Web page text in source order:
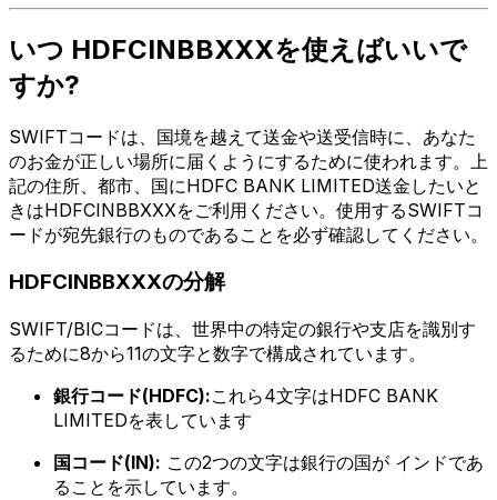
いつ HDFCINBBXXXを使えばいいで
すか?
SWIFTコードは、国境を越えて送金や送受信時に、あなた
のお金が正しい場所に届くようにするために使われます。上
記の住所、都市、国にHDFC BANK LIMITED送金したいと
きはHDFCINBBXXXをご利用ください。使用するSWIFTコ
ードが宛先銀行のものであることを必ず確認してください。
HDFCINBBXXXの分解
SWIFT/BICコードは、世界中の特定の銀行や支店を識別す
るために8から11の文字と数字で構成されています。
銀行コード(HDFC):これら4文字はHDFC BANK
LIMITEDを表しています
国コード(IN): この2つの文字は銀行の国が インドであ
ることを示しています。